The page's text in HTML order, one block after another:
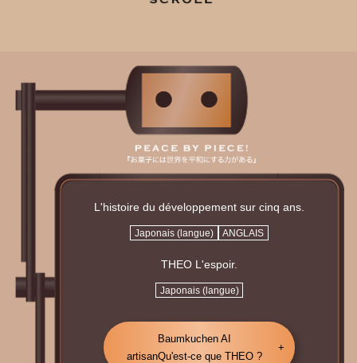
L'histoire du développement sur cinq ans.
Japonais (langue) ANGLAIS
THEO L'espoir.
Japonais (langue)
Baumkuchen AI
artisanQu'est-ce que THEO ?